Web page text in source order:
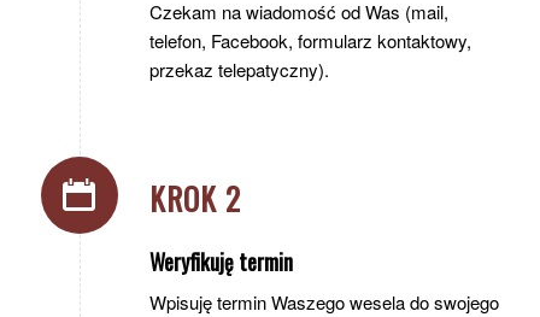
Czekam na wiadomość od Was (mail,
telefon, Facebook, formularz kontaktowy,
przekaz telepatyczny).
KROK 2
Weryfikuję termin
Wpisuję termin Waszego wesela do swojego